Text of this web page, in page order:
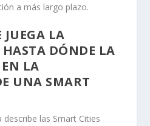
a más largo plazo.
JUEGA LA
DÓNDE LA
LA
UNA SMART
las Smart Cities